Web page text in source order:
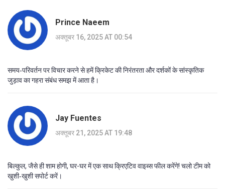
Prince Naeem
अक्तूबर 16, 2025 AT 00:54
समय‑परिवर्तन पर विचार करने से हमें क्रिकेट की निरंतरता और दर्शकों के सांस्कृतिक
जुड़ाव का गहरा संबंध समझ में आता है।
Jay Fuentes
अक्तूबर 21, 2025 AT 19:48
बिल्कुल, जैसे ही शाम होगी, घर-घर में एक साथ क्रिएटिव वाइब्स फील करेंगे! चलो टीम को
खुशी‑खुशी सपोर्ट करें।